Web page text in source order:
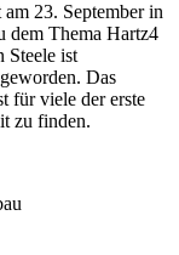
23. September in
dem Thema Hartz4
Steele ist
Das
für viele der erste
zu finden.